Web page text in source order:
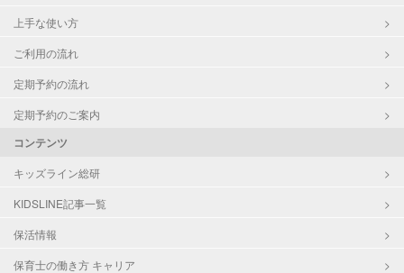
上手な使い方
ご利用の流れ
定期予約の流れ
定期予約のご案内
コンテンツ
キッズライン総研
KIDSLINE記事一覧
保活情報
保育士の働き方 キャリア